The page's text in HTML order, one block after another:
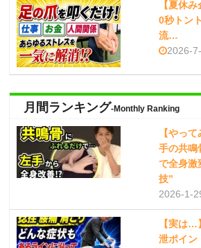
【夏休
0秒トン
流…
2026-
月間ランキング-Monthly Ranking
【やっ
手の共鳴
で全身激
技”
2026-1-
【実は…
泄ポイン